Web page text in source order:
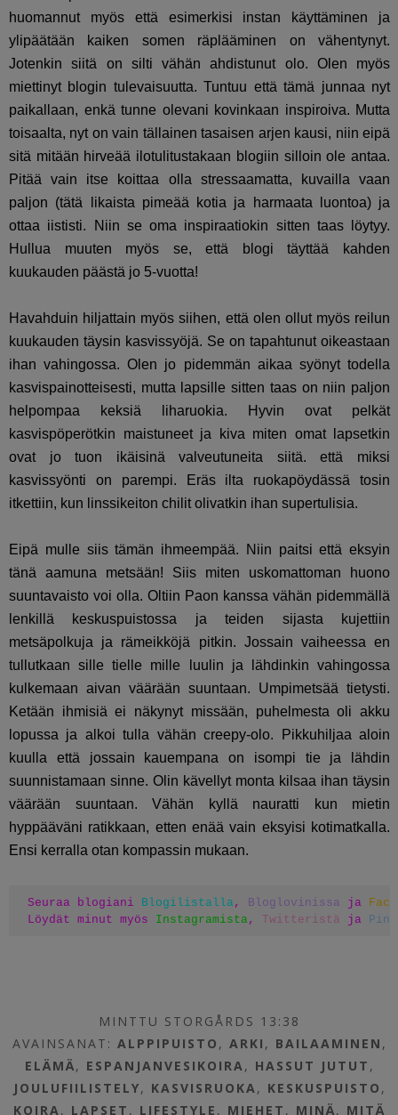
huomannut myös että esimerkisi instan käyttäminen ja
ylipäätään kaiken somen räplääminen on vähentynyt.
Jotenkin siitä on silti vähän ahdistunut olo. Olen myös
miettinyt blogin tulevaisuutta. Tuntuu että tämä junnaa nyt
paikallaan, enkä tunne olevani kovinkaan inspiroiva. Mutta
toisaalta, nyt on vain tällainen tasaisen arjen kausi, niin eipä
sitä mitään hirveää ilotulitustakaan blogiin silloin ole antaa.
Pitää vain itse koittaa olla stressaamatta, kuvailla vaan
paljon (tätä likaista pimeää kotia ja harmaata luontoa) ja
ottaa iististi. Niin se oma inspiraatiokin sitten taas löytyy.
Hullua muuten myös se, että blogi täyttää kahden
kuukauden päästä jo 5-vuotta!
Havahduin hiljattain myös siihen, että olen ollut myös reilun
kuukauden täysin kasvissyöjä. Se on tapahtunut oikeastaan
ihan vahingossa. Olen jo pidemmän aikaa syönyt todella
kasvispainotteisesti, mutta lapsille sitten taas on niin paljon
helpompaa keksiä liharuokia. Hyvin ovat pelkät
kasvispöperötkin maistuneet ja kiva miten omat lapsetkin
ovat jo tuon ikäisinä valveutuneita siitä. että miksi
kasvissyönti on parempi. Eräs ilta ruokapöydässä tosin
itkettiin, kun linssikeiton chilit olivatkin ihan supertulisia.
Eipä mulle siis tämän ihmeempää. Niin paitsi että eksyin
tänä aamuna metsään! Siis miten uskomattoman huono
suuntavaisto voi olla. Oltiin Paon kanssa vähän pidemmällä
lenkillä keskuspuistossa ja teiden sijasta kujettiin
metsäpolkuja ja rämeikköjä pitkin. Jossain vaiheessa en
tullutkaan sille tielle mille luulin ja lähdinkin vahingossa
kulkemaan aivan väärään suuntaan. Umpimetsää tietysti.
Ketään ihmisiä ei näkynyt missään, puhelmesta oli akku
lopussa ja alkoi tulla vähän creepy-olo. Pikkuhiljaa aloin
kuulla että jossain kauempana on isompi tie ja lähdin
suunnistamaan sinne. Olin kävellyt monta kilsaa ihan täysin
väärään suuntaan. Vähän kyllä nauratti kun mietin
hyppääväni ratikkaan, etten enää vain eksyisi kotimatkalla.
Ensi kerralla otan kompassin mukaan.
Seuraa blogiani Blogilistalla, Bloglovinissa ja
Löydät minut myös Instagramista, Twitteristä ja
MINTTU STORGÅRDS 13:38
AVAINSANAT: ALPPIPUISTO , ARKI , BAILAAMINEN ,
ELÄMÄ, ESPANJANVESIKOIRA , HASSUT JUTUT ,
JOULUFIILISTELY, KASVISRUOKA , KESKUSPUISTO ,
KOIRA , LAPSET , LIFESTYLE , MIEHET , MINÄ, MITÄ